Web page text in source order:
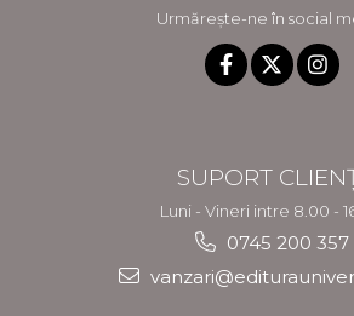
Urmărește-ne în social
SUPORT
Luni - Vineri intre 8.00 -
0745 200 357